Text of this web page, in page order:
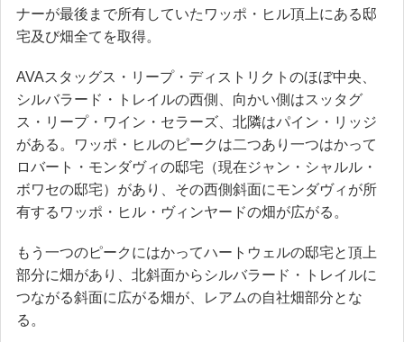
ナーが最後まで所有していたワッポ・ヒル頂上にある邸
宅及び畑全てを取得。
AVAスタッグス・リープ・ディストリクトのほぼ中央、
シルバラード・トレイルの西側、向かい側はスッタグ
ス・リープ・ワイン・セラーズ、北隣はパイン・リッジ
がある。ワッポ・ヒルのピークは二つあり一つはかって
ロバート・モンダヴィの邸宅（現在ジャン・シャルル・
ボワセの邸宅）があり、その西側斜面にモンダヴィが所
有するワッポ・ヒル・ヴィンヤードの畑が広がる。
もう一つのピークにはかってハートウェルの邸宅と頂上
部分に畑があり、北斜面からシルバラード・トレイルに
つながる斜面に広がる畑が、レアムの自社畑部分とな
る。